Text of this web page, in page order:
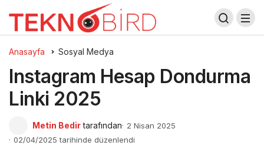
Anasayfa Sosyal Medya
Instagram Hesap Dondurma
Linki 2025
Metin Bedir tarafından
2 Nisan 2025
02/04/2025 tarihinde düzenlendi